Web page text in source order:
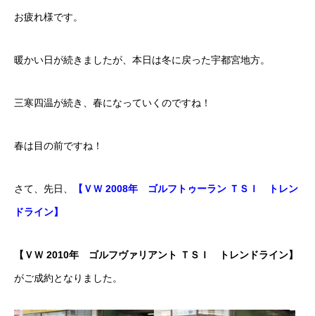
車検・定期点検
各種作業料金
おすすめ
部品の取り付け
お疲れ様です。
暖かい日が続きましたが、本日は冬に戻った宇都宮地方。
三寒四温が続き、春になっていくのですね！
春は目の前ですね！
さて、先日、 【ＶＷ 2008年 ゴルフトゥーラン ＴＳＩ トレン
ドライン】
【ＶＷ 2010年 ゴルフヴァリアント ＴＳＩ トレンドライン】
がご成約となりました。